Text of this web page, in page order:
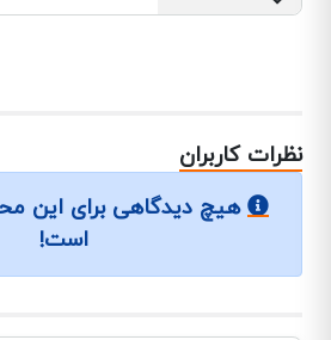
نظرات کاربران
هیچ دیدگاهی برای این
است!